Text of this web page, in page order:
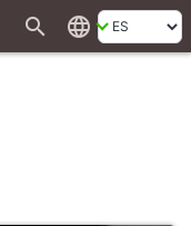
search language